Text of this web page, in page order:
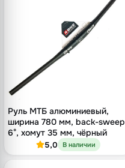
Руль МТБ алюминиевый,
ширина 780 мм, back-sweep
6°, хомут 35 мм, чёрный
5,0 В наличии